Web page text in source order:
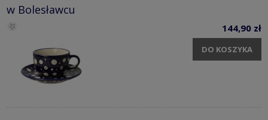
w Bolesławcu
144,90 zł
DO KOSZYKA